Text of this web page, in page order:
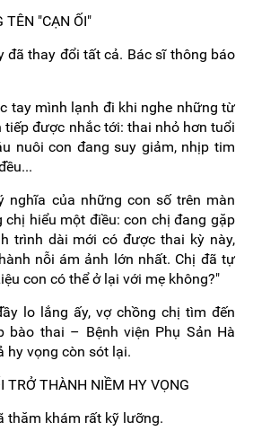
TÊN "CẠN ỐI"
đã thay đổi tất cả. Bác sĩ thông báo
tay mình lạnh đi khi nghe những từ
tiếp được nhắc tới: thai nhỏ hơn tuổi
nuôi con đang suy giảm, nhịp tim
nghĩa của những con số trên màn
chị hiểu một điều: con chị đang gặp
trình dài mới có được thai kỳ này,
nỗi ám ảnh lớn nhất. Chị đã tự
con có thể ở lại với mẹ không?"
lo lắng ấy, vợ chồng chị tìm đến
bào thai – Bệnh viện Phụ Sản Hà
hy vọng còn sót lại.
TRỞ THÀNH NIỀM HY VỌNG
thăm khám rất kỹ lưỡng.